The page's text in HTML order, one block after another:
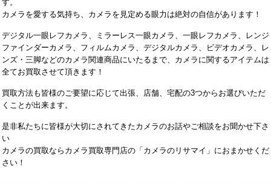
す。
カメラを愛する気持ち、カメラを見定める眼力は絶対の自信があります！
デジタル一眼レフカメラ、ミラーレス一眼カメラ、一眼レフカメラ、レンジ
ファインダーカメラ、フィルムカメラ、デジタルカメラ、ビデオカメラ、レ
ンズ・三脚などのカメラ関連商品にいたるまで、カメラに関するアイテムは
全てお買取させて頂きます！
買取方法も皆様のご要望に応じて出張、店舗、宅配の3つからお選びいただ
くことが出来ます。
是非私たちに皆様が大切にされてきたカメラのお話やご相談をお聞かせ下さ
い
カメラの買取ならカメラ買取専門店の「カメラのリサマイ」におまかせくだ
さい！